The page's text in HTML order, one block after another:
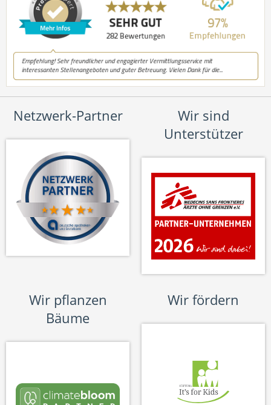
Netzwerk-Partner
Wir sind
Unterstützer
Wir pflanzen
Bäume
Wir fördern